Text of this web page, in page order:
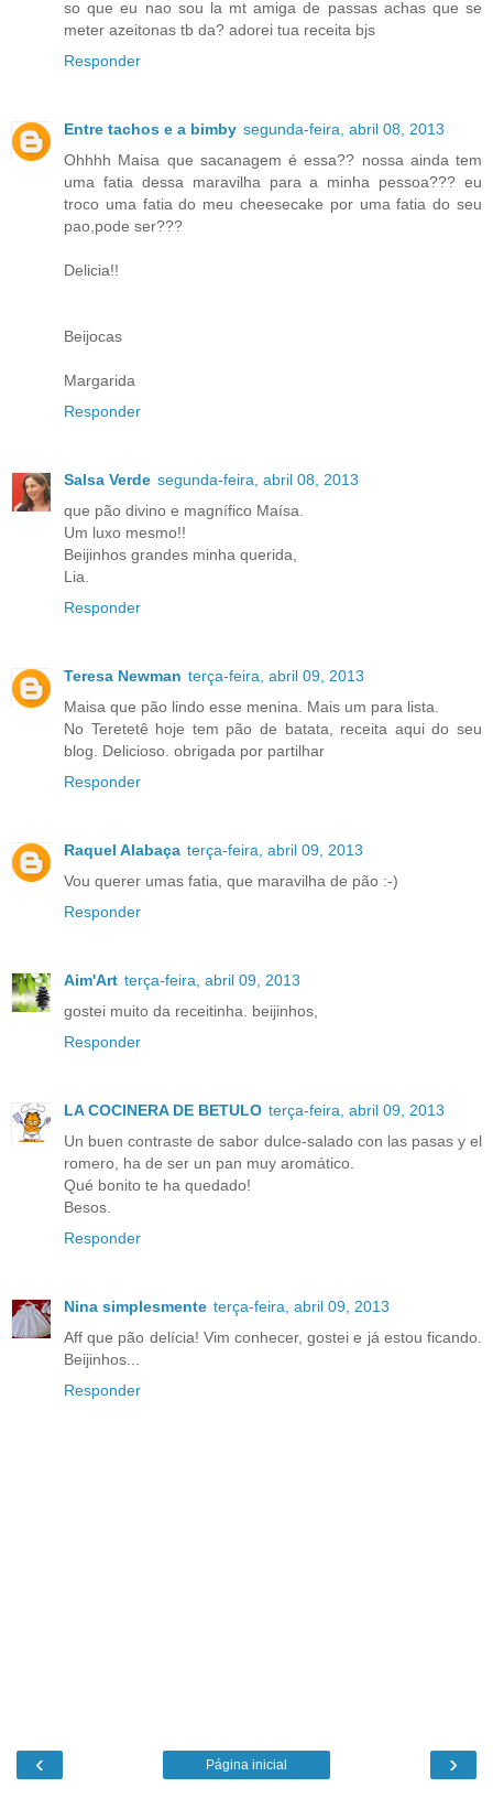
so que eu nao sou la mt amiga de passas achas que se
meter azeitonas tb da? adorei tua receita bjs
Responder
Entre tachos e a bimby segunda-feira, abril 08, 2013
Ohhhh Maisa que sacanagem é essa?? nossa ainda tem
uma fatia dessa maravilha para a minha pessoa??? eu
troco uma fatia do meu cheesecake por uma fatia do seu
pao,pode ser???
Delicia!!
Beijocas
Margarida
Responder
Salsa Verde segunda-feira, abril 08, 2013
que pão divino e magnífico Maísa.
Um luxo mesmo!!
Beijinhos grandes minha querida,
Lia.
Responder
Teresa Newman terça-feira, abril 09, 2013
Maisa que pão lindo esse menina. Mais um para lista.
No Teretetê hoje tem pão de batata, receita aqui do seu
blog. Delicioso. obrigada por partilhar
Responder
Raquel Alabaça terça-feira, abril 09, 2013
Vou querer umas fatia, que maravilha de pão :-)
Responder
Aim'Art terça-feira, abril 09, 2013
gostei muito da receitinha. beijinhos,
Responder
LA COCINERA DE BETULO terça-feira, abril 09, 2013
Un buen contraste de sabor dulce-salado con las pasas y el
romero, ha de ser un pan muy aromático.
Qué bonito te ha quedado!
Besos.
Responder
Nina simplesmente terça-feira, abril 09, 2013
Aff que pão delícia! Vim conhecer, gostei e já estou ficando.
Beijinhos...
Responder
‹ ›
Página inicial